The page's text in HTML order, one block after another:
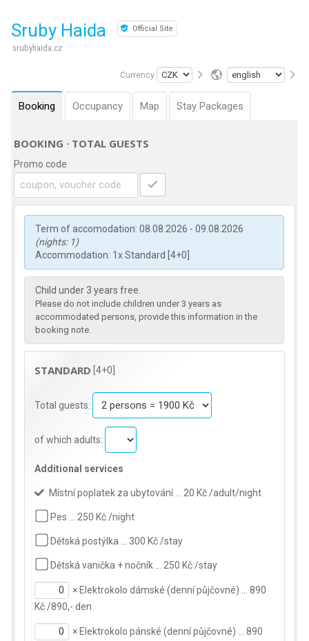
Sruby Haida Official Site
srubyhaida.cz
Currency
Booking Occupancy Map Stay Packages
BOOKING · TOTAL GUESTS
Promo code
Term of accomodation: 08.08.2026 - 09.08.2026
(nights: 1)
Accommodation: 1x Standard [4+0]
Child under 3 years free.
Please do not include children under 3 years as
accommodated persons, provide this information in the
booking note.
STANDARD [4+0]
Total guests:
of which adults:
Additional services
Místní poplatek za ubytování … 20 Kč /adult/night
Pes … 250 Kč /night
Dětská postýlka … 300 Kč /stay
Dětská vanička + nočník … 250 Kč /stay
× Elektrokolo dámské (denní půjčovné) … 890
Kč /890,- den
× Elektrokolo pánské (denní půjčovné) … 890